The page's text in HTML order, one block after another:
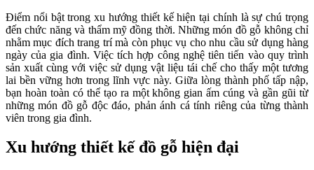
Điểm nổi bật trong xu hướng thiết kế hiện tại chính là sự chú trọng
đến chức năng và thẩm mỹ đồng thời. Những món đồ gỗ không chỉ
nhằm mục đích trang trí mà còn phục vụ cho nhu cầu sử dụng hàng
ngày của gia đình. Việc tích hợp công nghệ tiên tiến vào quy trình
sản xuất cùng với việc sử dụng vật liệu tái chế cho thấy một tương
lai bền vững hơn trong lĩnh vực này. Giữa lòng thành phố tấp nập,
bạn hoàn toàn có thể tạo ra một không gian ấm cúng và gần gũi từ
những món đồ gỗ độc đáo, phản ánh cá tính riêng của từng thành
viên trong gia đình.
Xu hướng thiết kế đồ gỗ hiện đại